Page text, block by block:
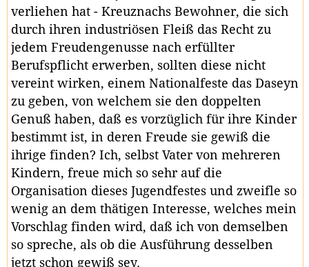
verliehen hat - Kreuznachs Bewohner, die sich
durch ihren industriösen Fleiß das Recht zu
jedem Freudengenusse nach erfüllter
Berufspflicht erwerben, sollten diese nicht
vereint wirken, einem Nationalfeste das Daseyn
zu geben, von welchem sie den doppelten
Genuß haben, daß es vorzüglich für ihre Kinder
bestimmt ist, in deren Freude sie gewiß die
ihrige finden? Ich, selbst Vater von mehreren
Kindern, freue mich so sehr auf die
Organisation dieses Jugendfestes und zweifle so
wenig an dem thätigen Interesse, welches mein
Vorschlag finden wird, daß ich von demselben
so spreche, als ob die Ausführung desselben
jetzt schon gewiß sey.